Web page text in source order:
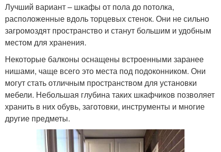
Лучший вариант – шкафы от пола до потолка,
расположенные вдоль торцевых стенок. Они не сильно
загромоздят пространство и станут большим и удобным
местом для хранения.
Некоторые балконы оснащены встроенными заранее
нишами, чаще всего это места под подоконником. Они
могут стать отличным пространством для установки
мебели. Небольшая глубина таких шкафчиков позволяет
хранить в них обувь, заготовки, инструменты и многие
другие предметы.